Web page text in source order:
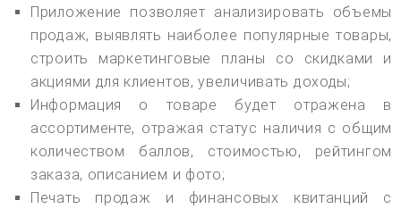
Приложение позволяет анализировать объемы
продаж, выявлять наиболее популярные товары,
строить маркетинговые планы со скидками и
акциями для клиентов, увеличивать доходы;
Информация о товаре будет отражена в
ассортименте, отражая статус наличия с общим
количеством баллов, стоимостью, рейтингом
заказа, описанием и фото;
Печать продаж и финансовых квитанций с